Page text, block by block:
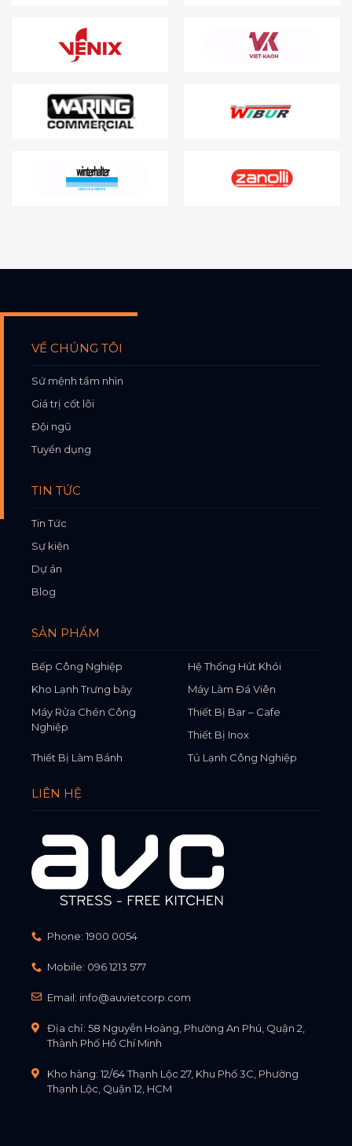
VỀ CHÚNG TÔI
Sứ mệnh tầm nhìn
Giá trị cốt lõi
Đội ngũ
Tuyển dụng
TIN TỨC
Tin Tức
Sự kiện
Dự án
Blog
SẢN PHẨM
Bếp Công Nghiệp
Hệ Thống Hút Khói
Kho Lạnh Trưng bày
Máy Làm Đá Viên
Máy Rửa Chén Công
Nghiệp
Thiết Bị Bar – Cafe
Thiết Bị Inox
Thiết Bị Làm Bánh
Tủ Lạnh Công Nghiệp
LIÊN HỆ
Phone: 1900 0054
Mobile: 096 1213 577
Email: info@auvietcorp.com
Địa chỉ: 58 Nguyễn Hoàng, Phường An Phú, Quận 2,
Thành Phố Hồ Chí Minh
Kho hàng: 12/64 Thạnh Lộc 27, Khu Phố 3C, Phường
Thạnh Lộc, Quận 12, HCM